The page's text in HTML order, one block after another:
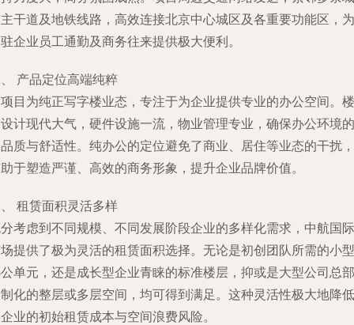
干道及地铁线路，高效连接北京中心城区及各重要功能区，为
企业员工通勤及商务往来提供极大便利。
产品定位高端纯粹
目为纯正写字楼业态，专注于为企业提供专业的办公空间。楼
计现代大气，硬件设施一流，物业管理专业，确保办公环境的
质与舒适性。纯办公的定位避免了商业、居住等业态的干扰，
于塑造严谨、高效的商务形象，提升企业品牌价值。
租赁面积灵活多样
考虑到不同规模、不同发展阶段企业的多样化需求，中航国际
提供了极为灵活的租赁面积选择。无论是初创团队所需的小型
单元，还是成长型企业青睐的标准楼层，抑或是大型公司总部
化的整层或多层空间，均可得到满足。这种灵活性极大地降低
业的初始租赁成本与空间浪费风险。